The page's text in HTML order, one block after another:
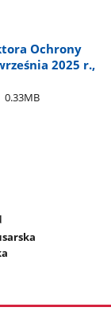
Ochrony
2025 r.,
0.33MB